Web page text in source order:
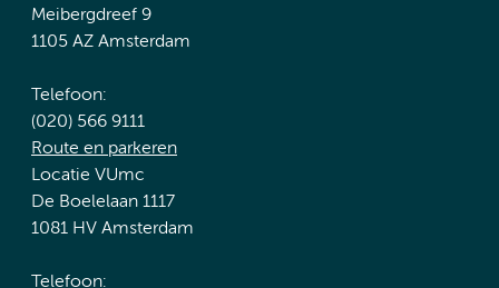
Meibergdreef 9
1105 AZ Amsterdam
Telefoon:
(020) 566 9111
Route en parkeren
Locatie VUmc
De Boelelaan 1117
1081 HV Amsterdam
Telefoon: